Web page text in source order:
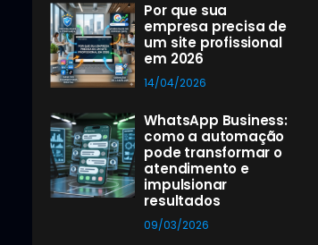
Por que sua
empresa precisa de
um site profissional
em 2026
14/04/2026
WhatsApp Business:
como a automação
pode transformar o
atendimento e
impulsionar
resultados
09/03/2026